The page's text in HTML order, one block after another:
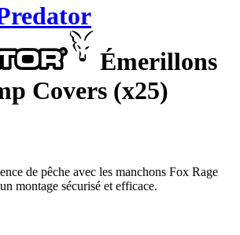
Émerillons
Covers (x25)
de pêche avec les manchons Fox Rage
montage sécurisé et efficace.